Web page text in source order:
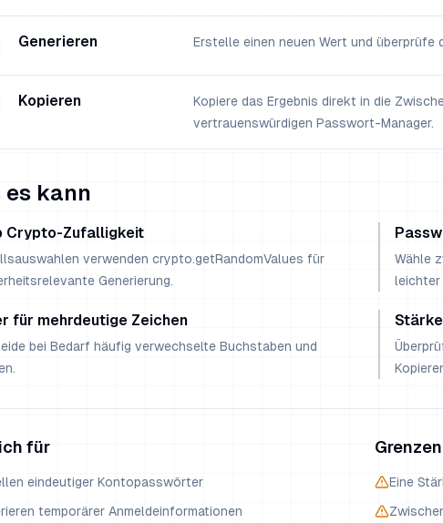
Generieren Erstelle einen neuen Wert und überprüfe
Kopieren
Kopiere das Ergebnis direkt in die
vertrauenswürdigen Passwort-Manager.
es kann
Crypto-Zufalligkeit
verwenden crypto.getRandomValues für
Generierung.
Wähle
leichter
für mehrdeutige Zeichen
bei Bedarf häufig verwechselte Buchstaben und
für
eindeutiger Kontopasswörter
temporärer Anmeldeinformationen
Eine